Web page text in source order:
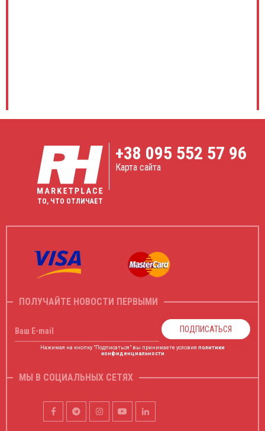
ТО, ЧТО ОТЛИЧАЕТ
+38 095 552 57 96
Карта сайта
ПОЛУЧАЙТЕ НОВОСТИ ПЕРВЫМИ
Ваш E-mail ПОДПИСАТЬСЯ
Нажимая на кнопку "Подписаться" вы принимаете условия политики
конфиденциальности
МЫ В СОЦИАЛЬНЫХ СЕТЯХ